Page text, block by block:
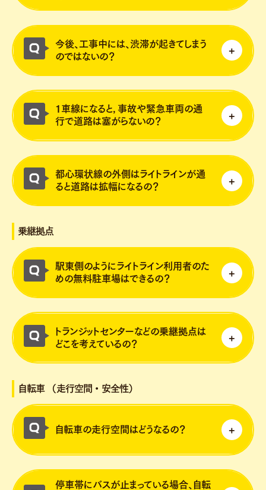
した自動車等が過度に流入しないよう取り組
んでいきます。
交通シミュレーションを実施し、歩行者の横
断時間を考慮したうえで、自動車にも必要な
青時間を確保することなどにより、円滑な交
通を確保していきます。
今後、工事中には、渋滞が起きてしまう
のではないの？
駅東側でのライトライン整備の知見を活か
し、工事中の渋滞抑制に向けて関係機関と協
議・調整を行い、円滑な交通を確保していき
ます。
１車線になると，事故や緊急車両の通
行で道路は塞がらないの？
停車帯やゼブラゾーンなどを活用すること
で、後続車や緊急車両の妨げにならない空間
形成をしていきます。
都心環状線の外側はライトラインが通
ると道路は拡幅になるの？
表していきます。
乗継拠点
駅東側のようにライトライン利用者のた
めの無料駐車場はできるの？
教育会館前停留場付近については、中心市街
地から一定程度離れた位置にあり、外環状線
（宇都宮環状道路）からのアクセス性も高く
都心部への過度な自動車流入抑制が期待でき
ることから、パーク＆ライド駐車場の設置を
詳細な規模や料金体系については現在検討中
です。
トランジットセンターなどの乗継拠点は
どこを考えているの？
詳細な場所や規模については現在検討中で
自転車 （走行空間・安全性）
自転車の走行空間はどうなるの？
自転車走行空間は、安全性や快適性を確保す
停車帯にバスが止まっている場合、自転